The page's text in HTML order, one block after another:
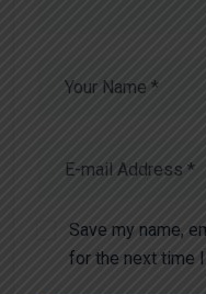
Save my name,
for the next time